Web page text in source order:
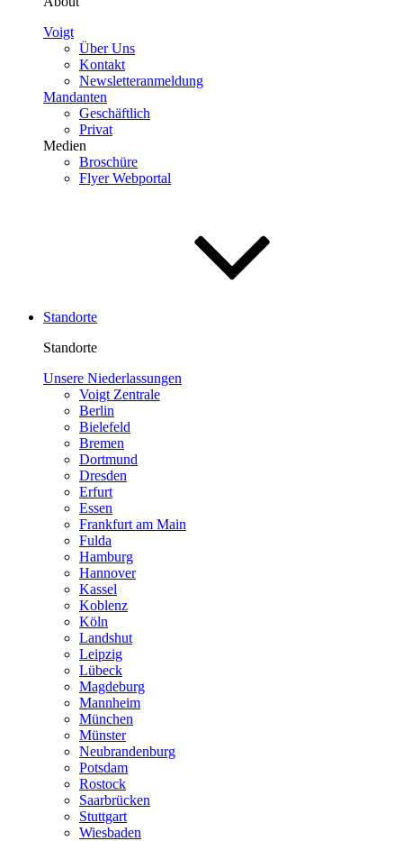
Voigt
Über Uns
Kontakt
Newsletteranmeldung
Mandanten
Geschäftlich
Privat
Medien
Broschüre
Flyer Webportal
Standorte
Standorte
Unsere Niederlassungen
Voigt Zentrale
Berlin
Bielefeld
Bremen
Dortmund
Dresden
Erfurt
Essen
Frankfurt am Main
Fulda
Hamburg
Hannover
Kassel
Koblenz
Köln
Landshut
Leipzig
Lübeck
Magdeburg
Mannheim
München
Münster
Neubrandenburg
Potsdam
Rostock
Saar­brücken
Stuttgart
Wiesbaden